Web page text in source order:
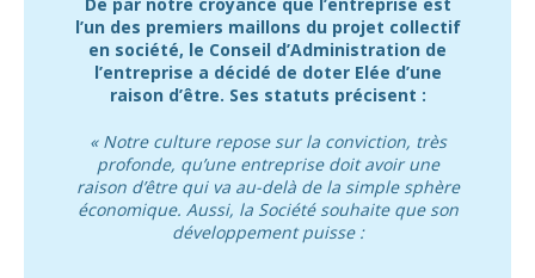
l’un des premiers maillons du projet collectif
en société, le Conseil d’Administration de
l’entreprise a décidé de doter Elée d’une
raison d’être. Ses statuts précisent :
« Notre culture repose sur la conviction, très
profonde, qu’une entreprise doit avoir une
raison d’être qui va au-delà de la simple sphère
économique. Aussi, la Société souhaite que son
développement puisse :